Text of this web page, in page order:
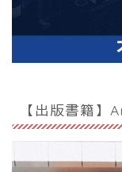
【出版書籍】